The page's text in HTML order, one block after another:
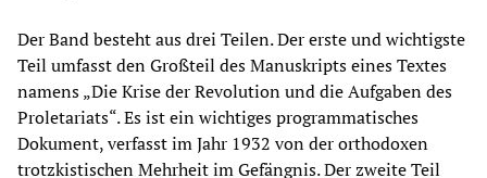
Der Band besteht aus drei Teilen. Der erste und wichtigste
Teil umfasst den Großteil des Manuskripts eines Textes
namens „Die Krise der Revolution und die Aufgaben des
Proletariats“. Es ist ein wichtiges programmatisches
Dokument, verfasst im Jahr 1932 von der orthodoxen
trotzkistischen Mehrheit im Gefängnis. Der zweite Teil